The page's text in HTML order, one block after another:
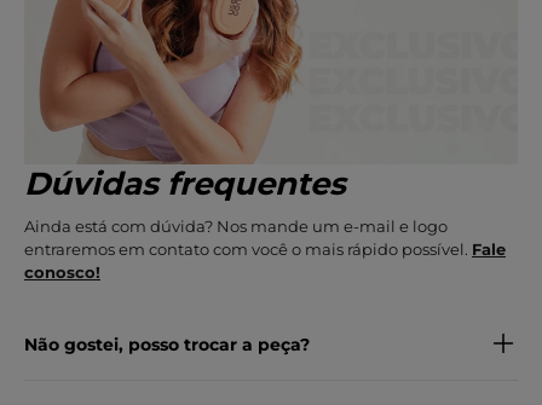
Dúvidas frequentes
Ainda está com dúvida? Nos mande um e-mail e logo
entraremos em contato com você o mais rápido possível. Fale
conosco!
Não gostei, posso trocar a peça?